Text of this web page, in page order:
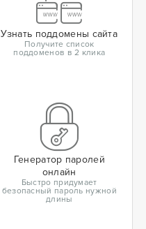
Узнать поддомены сайта
Получите список
поддоменов в 2 клика
Генератор паролей
онлайн
Быстро придумает
безопасный пароль нужной
длины